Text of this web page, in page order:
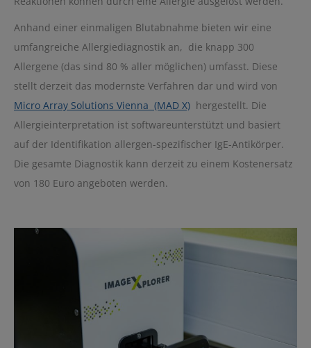
Anhand einer einmaligen Blutabnahme bieten wir eine
umfangreiche Allergiediagnostik an, die knapp 300
Allergene (das sind 80 % aller möglichen) umfasst. Diese
stellt derzeit das modernste Verfahren dar und wird von
Micro Array Solutions Vienna (MAD X) hergestellt. Die
Allergieinterpretation ist softwareunterstützt und basiert
auf der Identifikation allergen-spezifischer IgE-Antikörper.
Die gesamte Diagnostik kann derzeit zu einem Kostenersatz
von 180 Euro angeboten werden.